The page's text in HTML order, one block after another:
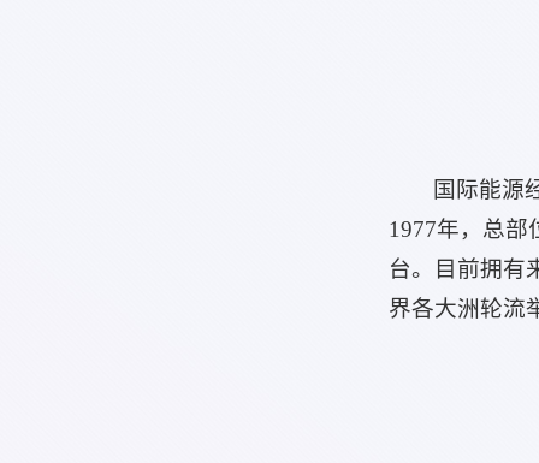
国际能源
1977年，总
台。目前拥有
界各大洲轮流